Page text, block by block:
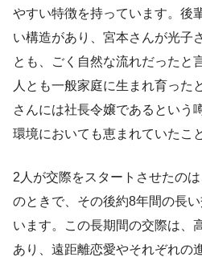
やすい特徴を持っています。後
い構造があり、宮本さんが光子
とも、ごく自然な流れだったと
人とも一般家庭に生まれ育った
さんには社長令嬢であるという
環境においても恵まれていたこ
2人が交際をスタートさせたの
のときで、その後約8年間の長
います。この長期間の交際は、
あり、遠距離恋愛やそれぞれの